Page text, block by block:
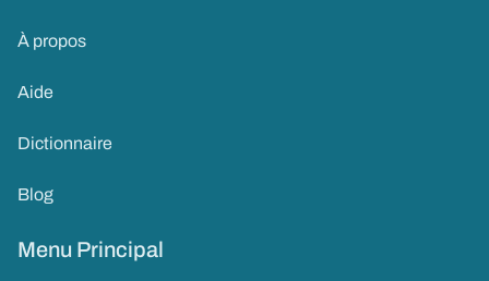
À propos
Aide
Dictionnaire
Blog
Menu Principal